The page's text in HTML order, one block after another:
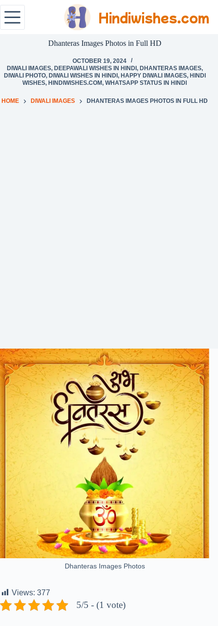
Hindiwishes.com
Dhanteras Images Photos in Full HD
OCTOBER 19, 2024
DIWALI IMAGES, DEEPAWALI WISHES IN HINDI , DHANTERAS IMAGES,
DIWALI PHOTO, DIWALI WISHES IN HINDI , HAPPY DIWALI IMAGES, HINDI
WISHES, HINDIWISHES.COM,WHATSAPP STATUS IN HINDI
HOME DIWALI IMAGES DHANTERAS IMAGES PHOTOS IN FULL HD
Dhanteras Images Photos
Views: 377
5/5 - (1 vote)